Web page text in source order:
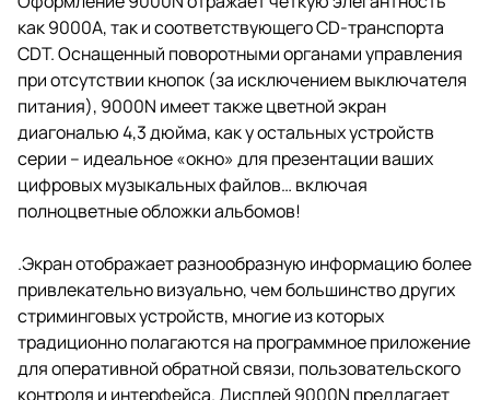
как 9000A, так и соответствующего CD-транспорта
CDT. Оснащенный поворотными органами управления
при отсутствии кнопок (за исключением выключателя
питания), 9000N имеет также цветной экран
диагональю 4,3 дюйма, как у остальных устройств
серии – идеальное «окно» для презентации ваших
цифровых музыкальных файлов… включая
полноцветные обложки альбомов!
.Экран отображает разнообразную информацию более
привлекательно визуально, чем большинство других
стриминговых устройств, многие из которых
традиционно полагаются на программное приложение
для оперативной обратной связи, пользовательского
контроля и интерфейса. Дисплей 9000N предлагает